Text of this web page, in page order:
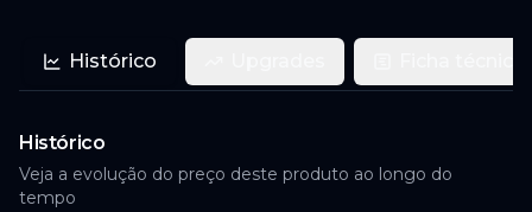
Histórico
Histórico
Veja a evolução do preço deste produto ao longo do
tempo